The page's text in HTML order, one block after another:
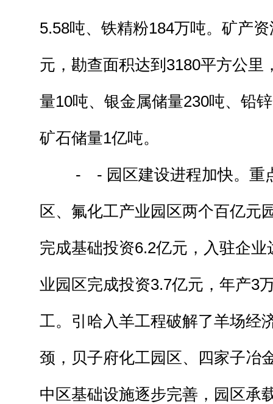
5.58吨、铁精粉184万吨。矿产
元，勘查面积达到3180平方公里
量10吨、银金属储量230吨、铅
矿石储量1亿吨。
- - 园区建设进程加快。重点
区、氟化工产业园区两个百亿元
完成基础投资6.2亿元，入驻企
业园区完成投资3.7亿元，年产3
工。引哈入羊工程破解了羊场经
颈，贝子府化工园区、四家子冶
中区基础设施逐步完善，园区承